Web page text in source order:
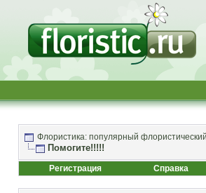
Флористика: популярный
Помогите!!!!!
Регистрация Справка